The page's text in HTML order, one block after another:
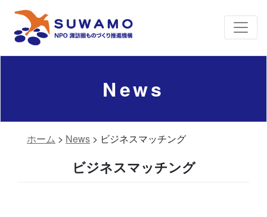
News
ホーム > News > ビジネスマッチング
ビジネスマッチング